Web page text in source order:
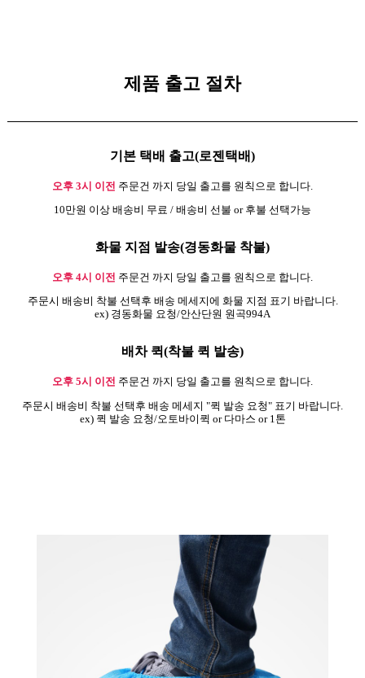
제품 출고 절차
기본 택배 출고(로젠택배)
오후 3시 이전 주문건 까지 당일 출고를 원칙으로 합니다.
10만원 이상 배송비 무료 / 배송비 선불 or 후불 선택가능
화물 지점 발송(경동화물 착불)
오후 4시 이전 주문건 까지 당일 출고를 원칙으로 합니다.
주문시 배송비 착불 선택후 배송 메세지에 화물 지점 표기 바랍니다.
ex) 경동화물 요청/안산단원 원곡994A
배차 퀵(착불 퀵 발송)
오후 5시 이전 주문건 까지 당일 출고를 원칙으로 합니다.
주문시 배송비 착불 선택후 배송 메세지 "퀵 발송 요청" 표기 바랍니다.
ex) 퀵 발송 요청/오토바이퀵 or 다마스 or 1톤